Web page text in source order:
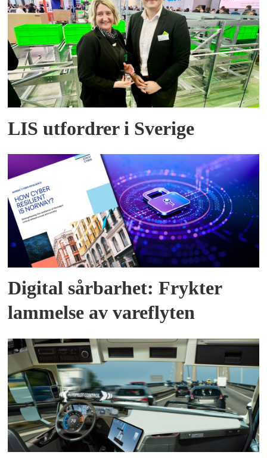
LIS utfordrer i Sverige
Digital sårbarhet: Frykter
lammelse av vareflyten